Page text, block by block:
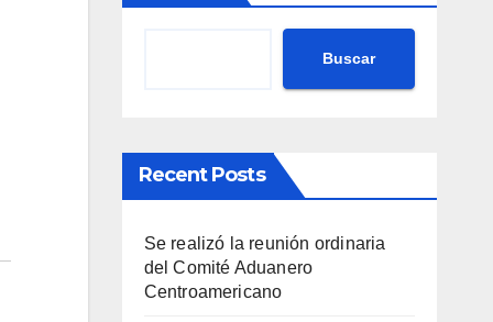
Buscar
Recent Posts
Se realizó la reunión ordinaria
del Comité Aduanero
Centroamericano